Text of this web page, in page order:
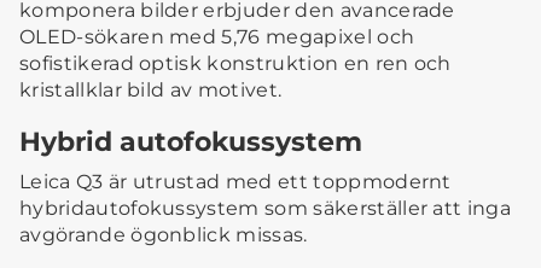
komponera bilder erbjuder den avancerade
OLED-sökaren med 5,76 megapixel och
sofistikerad optisk konstruktion en ren och
kristallklar bild av motivet.
Hybrid autofokussystem
Leica Q3 är utrustad med ett toppmodernt
hybridautofokussystem som säkerställer att inga
avgörande ögonblick missas.